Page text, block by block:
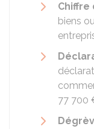
Chiffre
biens
77 700